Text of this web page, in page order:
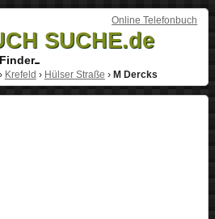
Online Telefonbuch
SUCHE.de
› Krefeld › Hülser Straße › M Dercks